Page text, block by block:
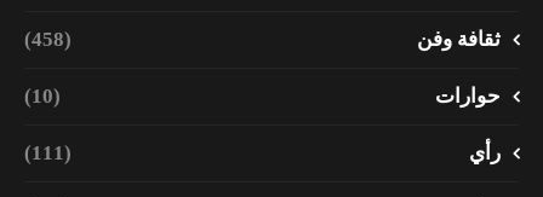
ثقافة وفن (458)
حوارات (10)
رأي (111)